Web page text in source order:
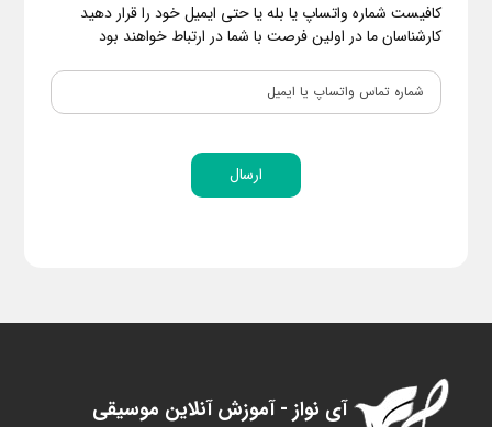
کافیست شماره واتساپ یا بله یا حتی ایمیل خود را قرار دهید
کارشناسان ما در اولین فرصت با شما در ارتباط خواهند بود
ارسال
آی نواز - آموزش آنلاین موسیقی